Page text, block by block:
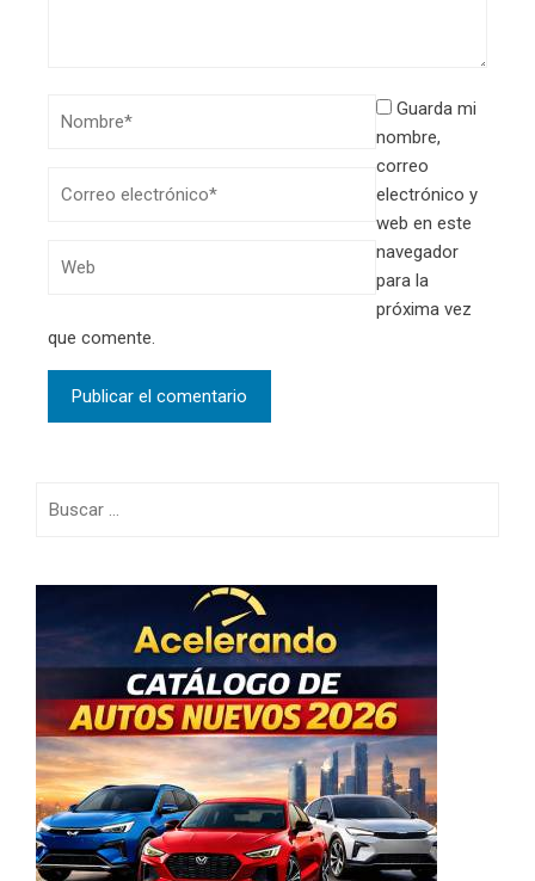
Guarda mi
nombre,
correo
electrónico y
web en este
navegador
para la
próxima vez
que comente.